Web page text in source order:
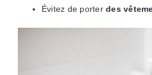
Évitez de porterdes